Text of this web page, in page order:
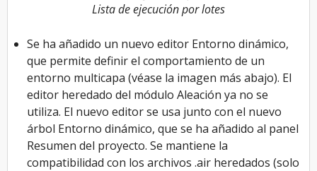
Lista de ejecución por lotes
Se ha añadido un nuevo editor Entorno dinámico,
que permite definir el comportamiento de un
entorno multicapa (véase la imagen más abajo). El
editor heredado del módulo Aleación ya no se
utiliza. El nuevo editor se usa junto con el nuevo
árbol Entorno dinámico, que se ha añadido al panel
Resumen del proyecto. Se mantiene la
compatibilidad con los archivos .air heredados (solo